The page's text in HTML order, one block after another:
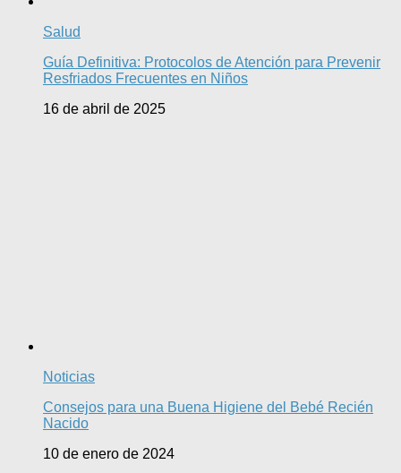
Salud
Guía Definitiva: Protocolos de Atención para Prevenir
Resfriados Frecuentes en Niños
16 de abril de 2025
Noticias
Consejos para una Buena Higiene del Bebé Recién
Nacido
10 de enero de 2024